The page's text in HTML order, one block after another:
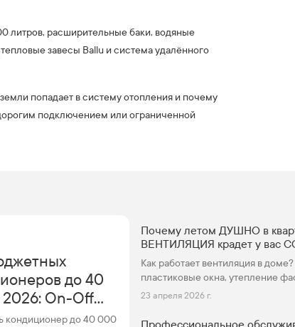
литров, расширительные баки, водяные
завесы Ballu и система удалённого
попадает в систему отопления и почему
подключением или ограниченной
до 40
On-Off
— что
кондиционер до 40 000
Почему летом ДУШНО в
ВЕНТИЛЯЦИЯ крадет у вас
здоровье?
Как работает вентиляция в
пластиковые окна, утепление
потолки ухудшают тягу
23 апреля 2026 г.
Профессиональное